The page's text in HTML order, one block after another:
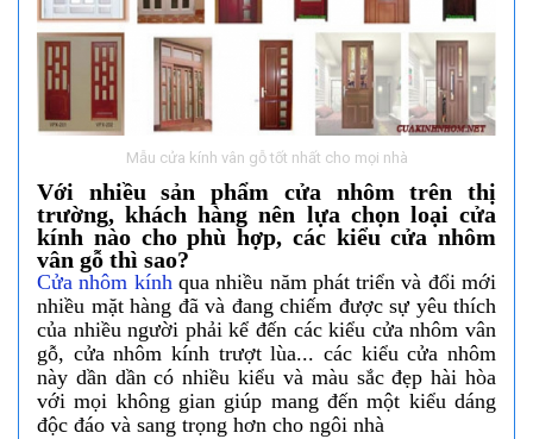
Mẫu cửa kính vân gỗ tốt nhất cho mọi nhà
Với nhiều sản phẩm cửa nhôm trên thị
trường, khách hàng nên lựa chọn loại cửa
kính nào cho phù hợp, các kiểu cửa nhôm
vân gỗ thì sao?
Cửa nhôm kínhqua nhiều năm phát triển và đổi mới
nhiều mặt hàng đã và đang chiếm được sự yêu thích
của nhiều người phải kể đến các kiểu cửa nhôm vân
gỗ, cửa nhôm kính trượt lùa... các kiểu cửa nhôm
này dần dần có nhiều kiểu và màu sắc đẹp hài hòa
với mọi không gian giúp mang đến một kiểu dáng
độc đáo và sang trọng hơn cho ngôi nhà